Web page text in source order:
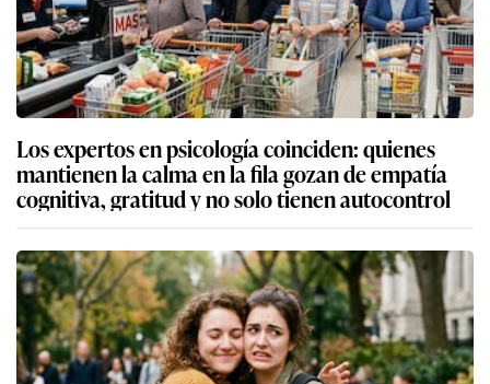
Los expertos en psicología coinciden: quienes
mantienen la calma en la fila gozan de empatía
cognitiva, gratitud y no solo tienen autocontrol